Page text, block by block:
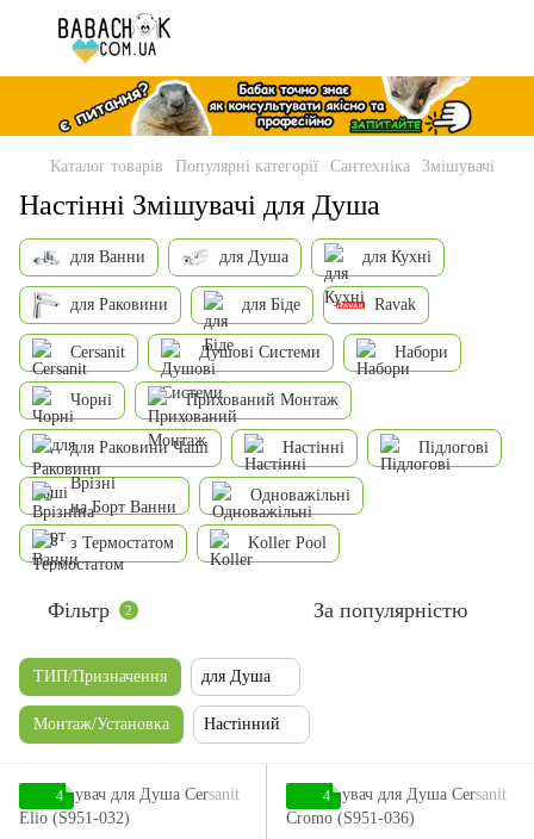
Каталог товарів Популярні категорії Сантехніка Змішувачі
Настінні Змішувачі для Душа
для Ванни для Душа для Кухні
для Раковини для Біде Ravak
Cersanit Душові Системи Набори
Чорні Прихований Монтаж
для Раковини Чаші Настінні
Підлогові
Врізні
на Борт Ванни
Одноважільні
з Термостатом Koller Pool
Фільтр 2 За популярністю
ТИП/Призначення для Душа
Монтаж/Установка Настінний
4 4